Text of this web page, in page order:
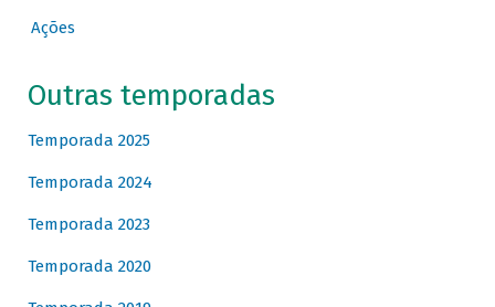
Ações
Outras temporadas
Temporada 2025
Temporada 2024
Temporada 2023
Temporada 2020